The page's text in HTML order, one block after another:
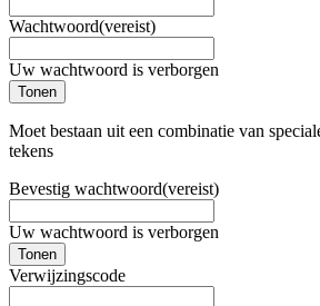
Wachtwoord(vereist)
Uw wachtwoord is verborgen
Tonen
Moet bestaan uit een combinatie van
tekens
Bevestig wachtwoord(vereist)
Uw wachtwoord is verborgen
Tonen
Verwijzingscode